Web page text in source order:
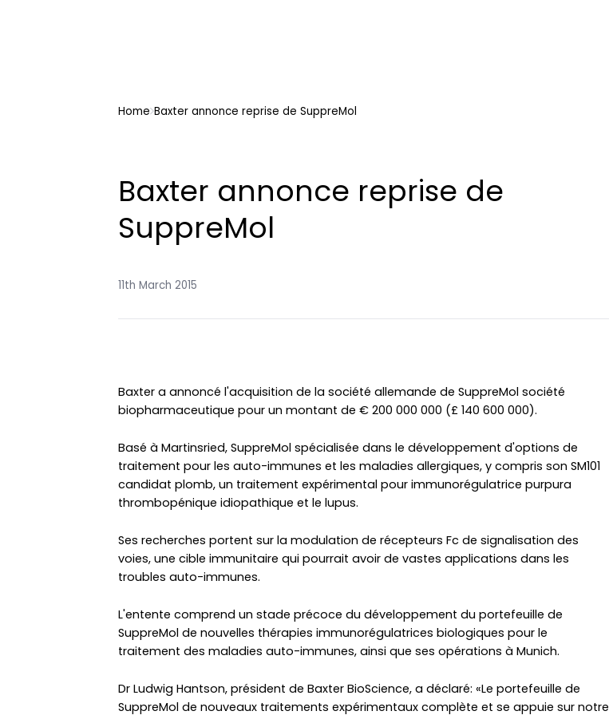
Home Baxter annonce reprise de SuppreMol
Baxter annonce reprise de
SuppreMol
11th March 2015
Baxter a annoncé l'acquisition de la société allemande de SuppreMol société
biopharmaceutique pour un montant de € 200 000 000 (£ 140 600 000).
Basé à Martinsried, SuppreMol spécialisée dans le développement d'options de
traitement pour les auto-immunes et les maladies allergiques, y compris son SM101
candidat plomb, un traitement expérimental pour immunorégulatrice purpura
thrombopénique idiopathique et le lupus.
Ses recherches portent sur la modulation de récepteurs Fc de signalisation des
voies, une cible immunitaire qui pourrait avoir de vastes applications dans les
troubles auto-immunes.
L'entente comprend un stade précoce du développement du portefeuille de
SuppreMol de nouvelles thérapies immunorégulatrices biologiques pour le
traitement des maladies auto-immunes, ainsi que ses opérations à Munich.
Dr Ludwig Hantson, président de Baxter BioScience, a déclaré: «Le portefeuille de
SuppreMol de nouveaux traitements expérimentaux complète et se appuie sur notre